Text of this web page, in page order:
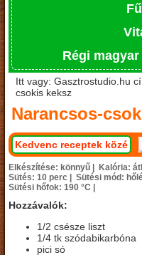
Régi
Itt vagy: Gasztrostudio.hu
csokis keksz
Narancsos-
Kedvenc receptek közé
Elkészítése: könnyű | Kalória:
Sütés: 10 perc | Sütési mód:
Sütési hőfok: 190 °C |
Hozzávalók:
1/2 csésze liszt
1/4 tk szódabikarbóna
pici só